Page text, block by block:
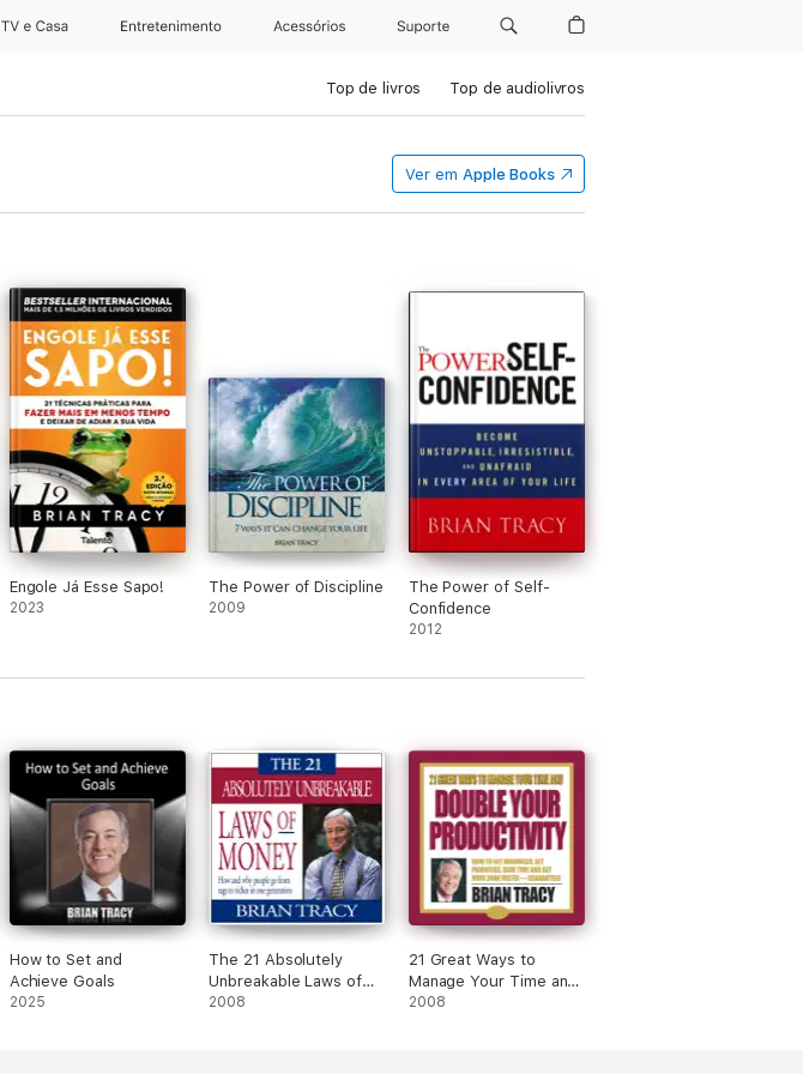
TV e Casa Entretenimento Acessórios Suporte
Top de livros Top de audiolivros
Ver em Apple Books
Engole Já Esse Sapo!
2023
The Power of Discipline
2009
The Power of Self-
Confidence
2012
How to Set and
Achieve Goals
2025
The 21 Absolutely
Unbreakable Laws of
Money (Original
2008
21 Great Ways to
Manage Your Time and
Double Your
2008